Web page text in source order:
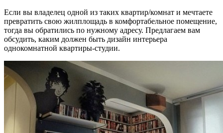
Если вы владелец одной из таких квартир/комнат и мечтаете
превратить свою жилплощадь в комфортабельное помещение,
тогда вы обратились по нужному адресу. Предлагаем вам
обсудить, каким должен быть дизайн интерьера
однокомнатной квартиры-студии.